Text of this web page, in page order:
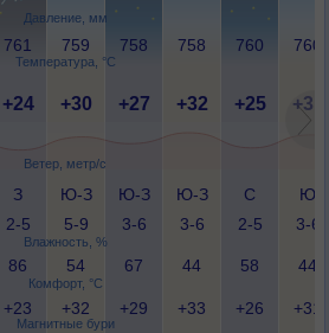
Давление, мм
Температура, °C
Ветер, метр/с
Влажность, %
Комфорт, °C
Магнитные бури
761 759 758 758 760 760
+24 +30 +27 +32 +25 +31
З
2-5
Ю-З
5-9
Ю-З
3-6
Ю-З
3-6
С
2-5
Ю
3-6
86 54 67 44 58 44
+23 +32 +29 +33 +26 +31